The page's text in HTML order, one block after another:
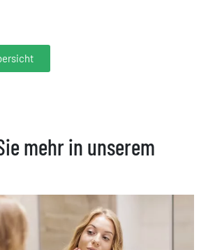
mehr in unserem